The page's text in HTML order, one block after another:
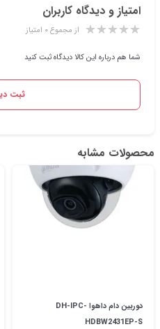
امتیاز و دیدگاه کاربران
از مجموع ۰ امتیاز
شما هم درباره این کالا دیدگاه ثبت کنید
ثبت
محصولات مشابه
دوربین دام داهوا DH-IPC-
HDBW2431EP-S